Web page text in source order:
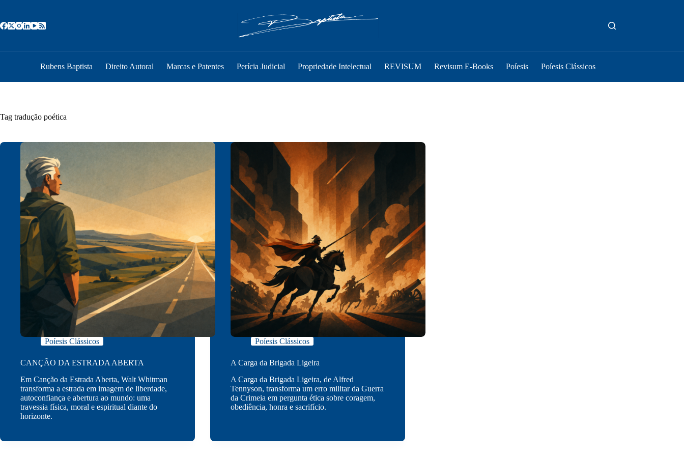
o
conteúdo
Rubens Baptista Direito Autoral Marcas e Patentes Perícia Judicial Propriedade Intelectual REVISUM Revisum E-Books Poíesis Poíesis Clássicos
Tag tradução poética
Poíesis Clássicos
CANÇÃO DA ESTRADA ABERTA
Em Canção da Estrada Aberta, Walt Whitman
transforma a estrada em imagem de liberdade,
autoconfiança e abertura ao mundo: uma
travessia física, moral e espiritual diante do
horizonte.
Poíesis Clássicos
A Carga da Brigada Ligeira
A Carga da Brigada Ligeira, de Alfred
Tennyson, transforma um erro militar da Guerra
da Crimeia em pergunta ética sobre coragem,
obediência, honra e sacrifício.